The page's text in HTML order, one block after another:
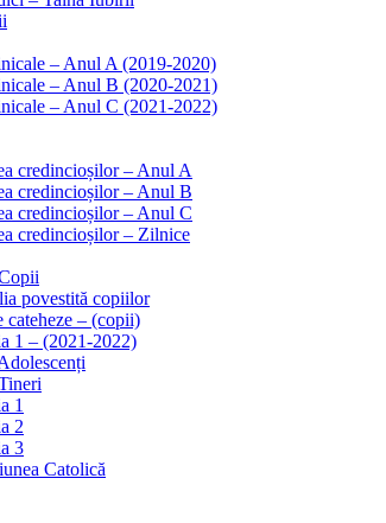
– Anul A (2019-2020)
– Anul B (2020-2021)
– Anul C (2021-2022)
credincioșilor – Anul A
credincioșilor – Anul B
credincioșilor – Anul C
credincioșilor – Zilnice
povestită copiilor
cateheze – (copii)
1 – (2021-2022)
1
2
3
Catolică